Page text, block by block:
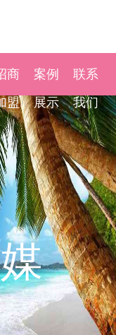
商
盟
案例
展示
联系
我们